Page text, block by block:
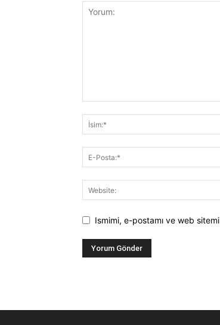
Ismimi, e-postamı ve web